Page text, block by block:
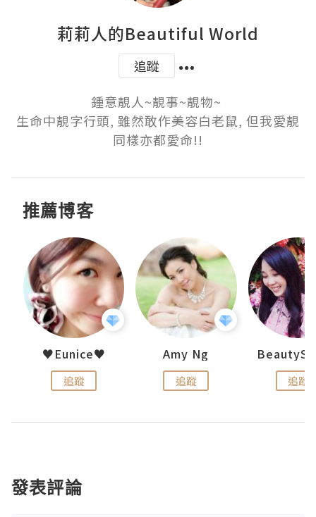
莉莉人的Beautiful World
追蹤
鍾意靚人~靚事~靚物~
生命中靚字行頭, 雖然敢作美容白老鼠, 但我愛靚
同樣亦都愛命!!
推薦博客
♥Eunice♥
追蹤
Amy Ng
追蹤 追蹤
發表評論